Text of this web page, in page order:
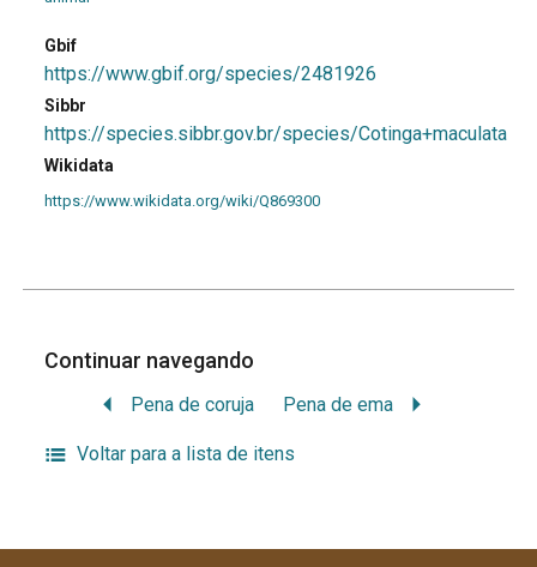
Gbif
https://www.gbif.org/species/2481926
Sibbr
https://species.sibbr.gov.br/species/Cotinga+maculata
Wikidata
https://www.wikidata.org/wiki/Q869300
Continuar navegando
Pena de coruja Pena de ema
Voltar para a lista de itens